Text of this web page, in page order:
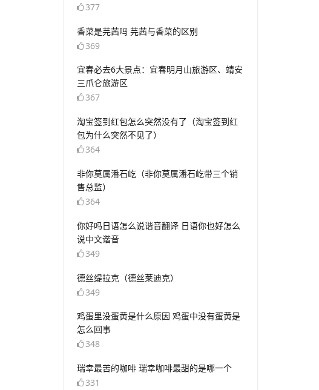
377
​香菜是芫茜吗 芫茜与香菜的区别
369
​宜春必去6大景点：宜春明月山旅游区、靖安
三爪仑旅游区
367
​淘宝签到红包怎么突然没有了（淘宝签到红
包为什么突然不见了）
364
​非你莫属潘石屹（非你莫属潘石屹带三个销
售总监）
364
​你好吗日语怎么说谐音翻译 日语你也好怎么
说中文谐音
349
​德丝缇拉克（德丝莱迪克）
349
​鸡蛋里没蛋黄是什么原因 鸡蛋中没有蛋黄是
怎么回事
348
​瑞幸最苦的咖啡 瑞幸咖啡最甜的是哪一个
331